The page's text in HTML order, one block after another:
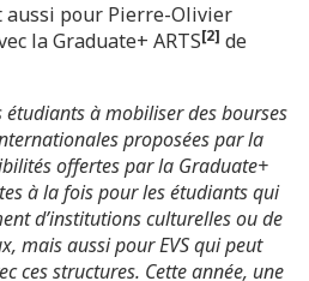
aussi pour Pierre-Olivier
la Graduate+ ARTS[2] de
étudiants à mobiliser des bourses
proposées par la
offertes par la Graduate+
à la fois pour les étudiants qui
d’institutions culturelles ou de
mais aussi pour EVS qui peut
ces structures. Cette année, une